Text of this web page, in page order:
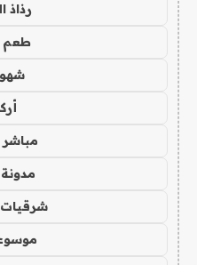
رذاذ
طعم
مباشر
شرقيات